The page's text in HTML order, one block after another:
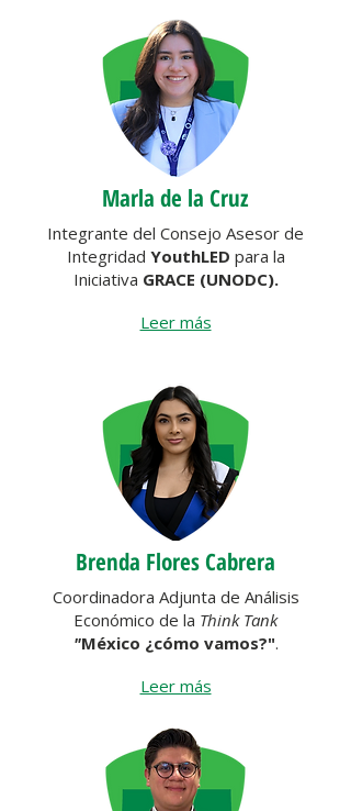
Marla de la Cruz
Integrante del Consejo Asesor de
Integridad YouthLED para la
Iniciativa GRACE (UNODC).
Leer más
Brenda Flores Cabrera
Coordinadora Adjunta de Análisis
Económico de la Think Tank
"México ¿cómo vamos?".
Leer más